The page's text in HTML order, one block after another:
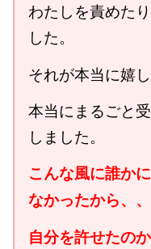
わたしを責めた
した。
それが本当に嬉
本当にまるごと
しました。
こんな風に誰か
なかったから、、
自分を許せたの